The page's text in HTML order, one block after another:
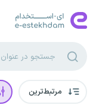
مرتبط‌ترین